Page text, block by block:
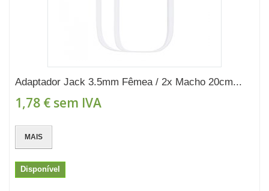
Adaptador Jack 3.5mm Fêmea / 2x Macho 20cm...
1,78 € sem IVA
MAIS
Disponível